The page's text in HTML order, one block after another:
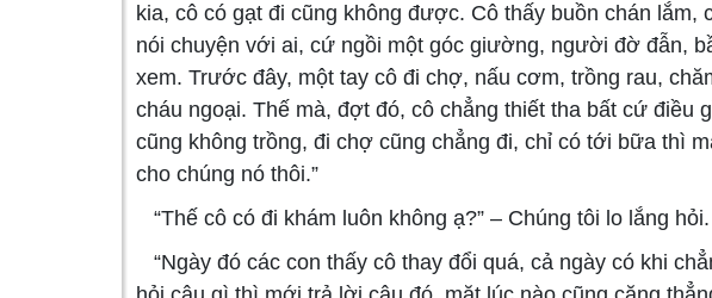
kia, cô có gạt đi cũng không được. Cô thấy buồn chán lắm,
nói chuyện với ai, cứ ngồi một góc giường, người đờ đẫn,
xem. Trước đây, một tay cô đi chợ, nấu cơm, trồng rau,
cháu ngoại. Thế mà, đợt đó, cô chẳng thiết tha bất cứ điều
cũng không trồng, đi chợ cũng chẳng đi, chỉ có tới bữa thì
cho chúng nó thôi.”
“Thế cô có đi khám luôn không ạ?” – Chúng tôi lo lắng hỏi.
“Ngày đó các con thấy cô thay đổi quá, cả ngày có khi